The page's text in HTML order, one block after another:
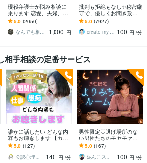
現役弁護士が悩み相談に
乗ります 恋愛、夫婦、学
校、会社、お金，単なる
愚痴など何でもOK！
5.0 (2050)
なんでも相談員
1,000 円
批判も拒絶もなし✨秘密厳
守で、優しくお聞き致し
ます ✨お試し１分から✨
違うかな？と思ったら途
中で切って構いません
5.0 (7927)
create my life 100 円 /分
相手相談の定番サービス
誰かに話したい!どんな内
容もお聴きします 【カウ
ンセラー歴14年】公認心
理師の人間関係、愚痴、
自慢など
5.0 (127)
公認心理師♪ピュシカ
140 円 /分
男性限定♡逃げ場所のな
い男性たちのモヤモヤ聞
きます 昭和の元バレーボ
ーラーが愚痴・悩み・雑
談のお相手します☾*
5.0 (167)
泥んこスピリチュアル♡麻弥（まや）
100 円 /分